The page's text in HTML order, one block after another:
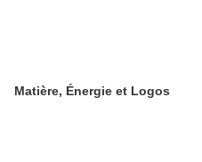
Matière, Énergie et Logos